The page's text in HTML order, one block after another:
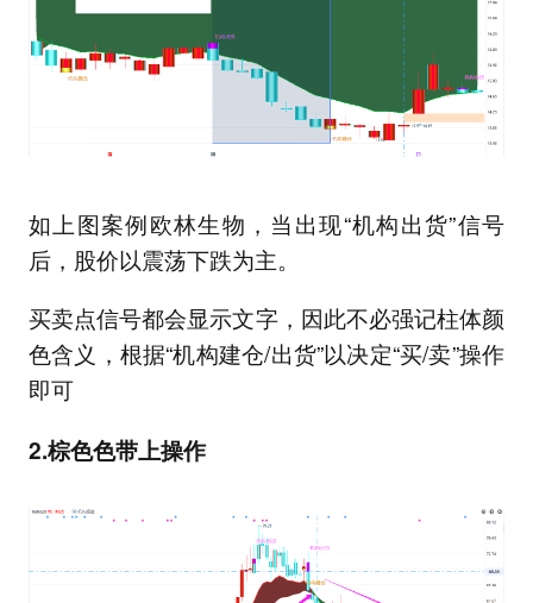
如上图案例欧林生物，当出现“机构出货”信号
后，股价以震荡下跌为主。
买卖点信号都会显示文字，因此不必强记柱体颜
色含义，根据“机构建仓/出货”以决定“买/卖”操作
即可
2.棕色色带上操作